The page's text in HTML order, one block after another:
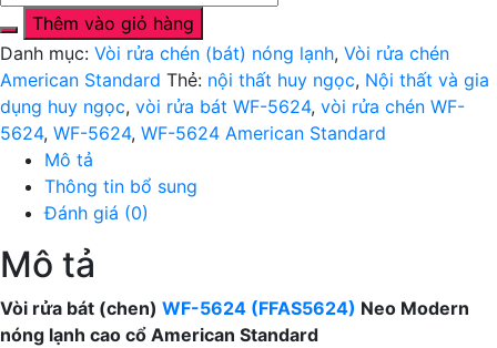
rửa
bát
(chén)
WF-
5624
(FFAS5624)
cổ
American
Standard
số
Thêm vào giỏ hàng
Danh mục: Vòi rửa chén (bát) nóng lạnh, Vòi rửa chén
American Standard Thẻ: nội thất huy ngọc, Nội thất và gia
dụng huy ngọc, vòi rửa bát WF-5624, vòi rửa chén WF-
5624, WF-5624, WF-5624 American Standard
Mô tả
Thông tin bổ sung
Đánh giá (0)
Mô tả
Vòi rửa bát (chen) WF-5624 (FFAS5624) Neo Modern
nóng lạnh cao cổ American Standard